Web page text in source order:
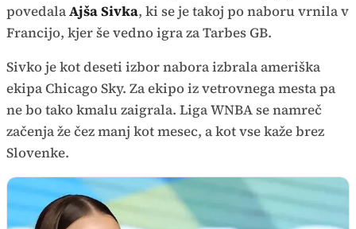
povedalaAjša Sivka, ki se je takoj po naboru vrnila v
Francijo, kjer še vedno igra za Tarbes GB.
Sivko je kot deseti izbor nabora izbrala ameriška
ekipa Chicago Sky. Za ekipo iz vetrovnega mesta pa
ne bo tako kmalu zaigrala. Liga WNBA se namreč
začenja že čez manj kot mesec, a kot vse kaže brez
Slovenke.